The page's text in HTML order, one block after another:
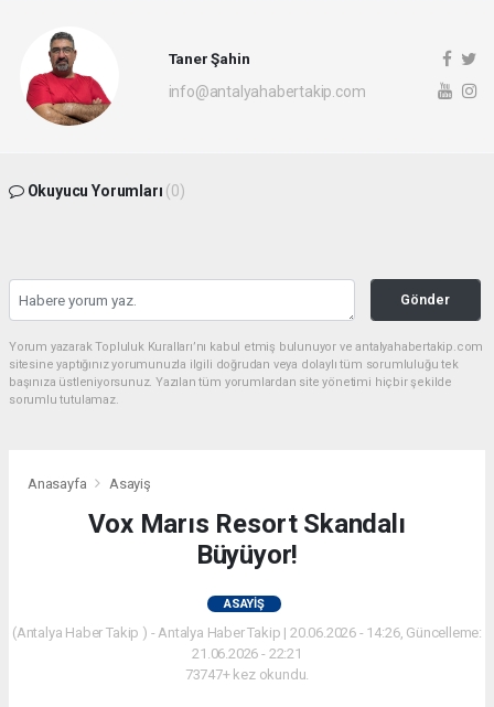
Taner Şahin
info@antalyahabertakip.com
Okuyucu Yorumları (0)
Gönder
Yorum yazarak Topluluk Kuralları’nı kabul etmiş bulunuyor ve antalyahabertakip.com
sitesine yaptığınız yorumunuzla ilgili doğrudan veya dolaylı tüm sorumluluğu tek
başınıza üstleniyorsunuz. Yazılan tüm yorumlardan site yönetimi hiçbir şekilde
sorumlu tutulamaz.
Anasayfa Asayiş
Vox Marıs Resort Skandalı
Büyüyor!
ASAYIŞ
(Antalya Haber Takip ) - Antalya Haber Takip | 20.06.2026 - 14:26, Güncelleme:
21.06.2026 - 22:21
73747+ kez okundu.